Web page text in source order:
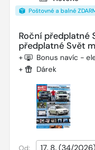
Poštovné a balné
Roční předplatné
předplatné Svět
+ Bonus navíc -
+ Dárek
Od: